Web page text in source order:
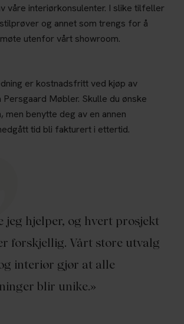
våre interiørkonsulenter. I slike tilfeller
og annet som trengs for å
utenfor vårt showroom.
er kostnadsfritt ved kjøp av
Møbler. Skulle du ønske
men benytte deg av en annen
tid bli fakturert i ettertid.
jeg hjelper, og hvert prosjekt
forskjellig. Vårt store utvalg
interiør gjør at alle
blir unike.»